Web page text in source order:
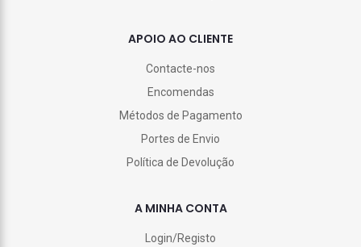
APOIO AO CLIENTE
Contacte-nos
Encomendas
Métodos de Pagamento
Portes de Envio
Política de Devolução
A MINHA CONTA
Login/Registo